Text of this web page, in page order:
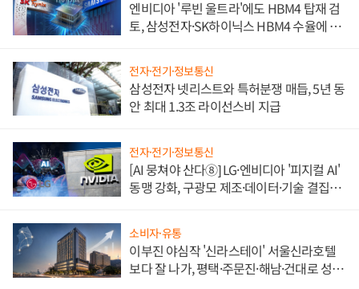
엔비디아 '루빈 울트라'에도 HBM4 탑재 검
토, 삼성전자·SK하이닉스 HBM4 수율에 주
전자·전기·정보통신
삼성전자 넷리스트와 특허분쟁 매듭, 5년 동
안 최대 1.3조 라이선스비 지급
전자·전기·정보통신
[AI 뭉쳐야 산다⑧] LG·엔비디아 '피지컬 AI'
동맹 강화, 구광모 제조·데이터·기술 결집
소비자·유통
이부진 야심작 '신라스테이' 서울신라호텔
보다 잘 나가, 평택·주문진·해남·건대로 성